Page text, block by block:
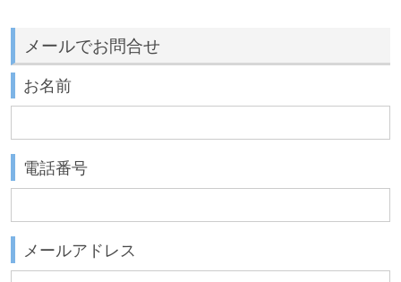
メールでお問合せ
お名前
電話番号
メールアドレス